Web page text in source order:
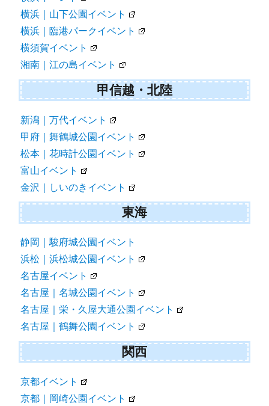
横浜｜山下公園イベント
横浜｜臨港パークイベント
横須賀イベント
湘南｜江の島イベント
甲信越・北陸
新潟｜万代イベント
甲府｜舞鶴城公園イベント
松本｜花時計公園イベント
富山イベント
金沢｜しいのきイベント
東海
静岡｜駿府城公園イベント
浜松｜浜松城公園イベント
名古屋イベント
名古屋｜名城公園イベント
名古屋｜栄・久屋大通公園イベント
名古屋｜鶴舞公園イベント
関西
京都イベント
京都｜岡崎公園イベント